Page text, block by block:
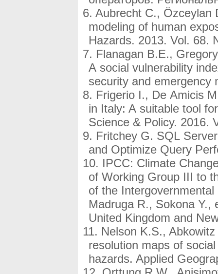
Aubrecht C., Özceylan
modeling of human
Hazards. 2013. Vol. 68.
Flanagan B.E.,
A social vulnerability
security and emergency
Frigerio I., De Amicis
in Italy: A suitable tool
Science & Policy. 2016.
Fritchey G. SQL
and Optimize Query
IPCC: Climate
of Working Group III to
of the
Madruga R., Sokona Y.,
United Kingdom and
Nelson K.S.,
resolution maps of
hazards. Applied